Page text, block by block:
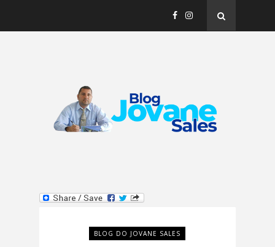
BLOG DO JOVANE SALES